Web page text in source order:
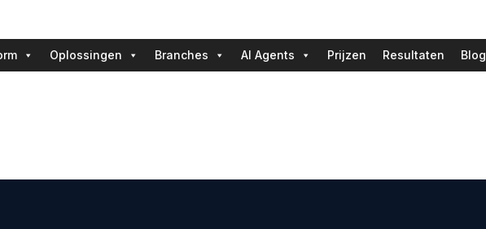
Oplossingen Branches AI Agents Prijzen Resultaten Blog